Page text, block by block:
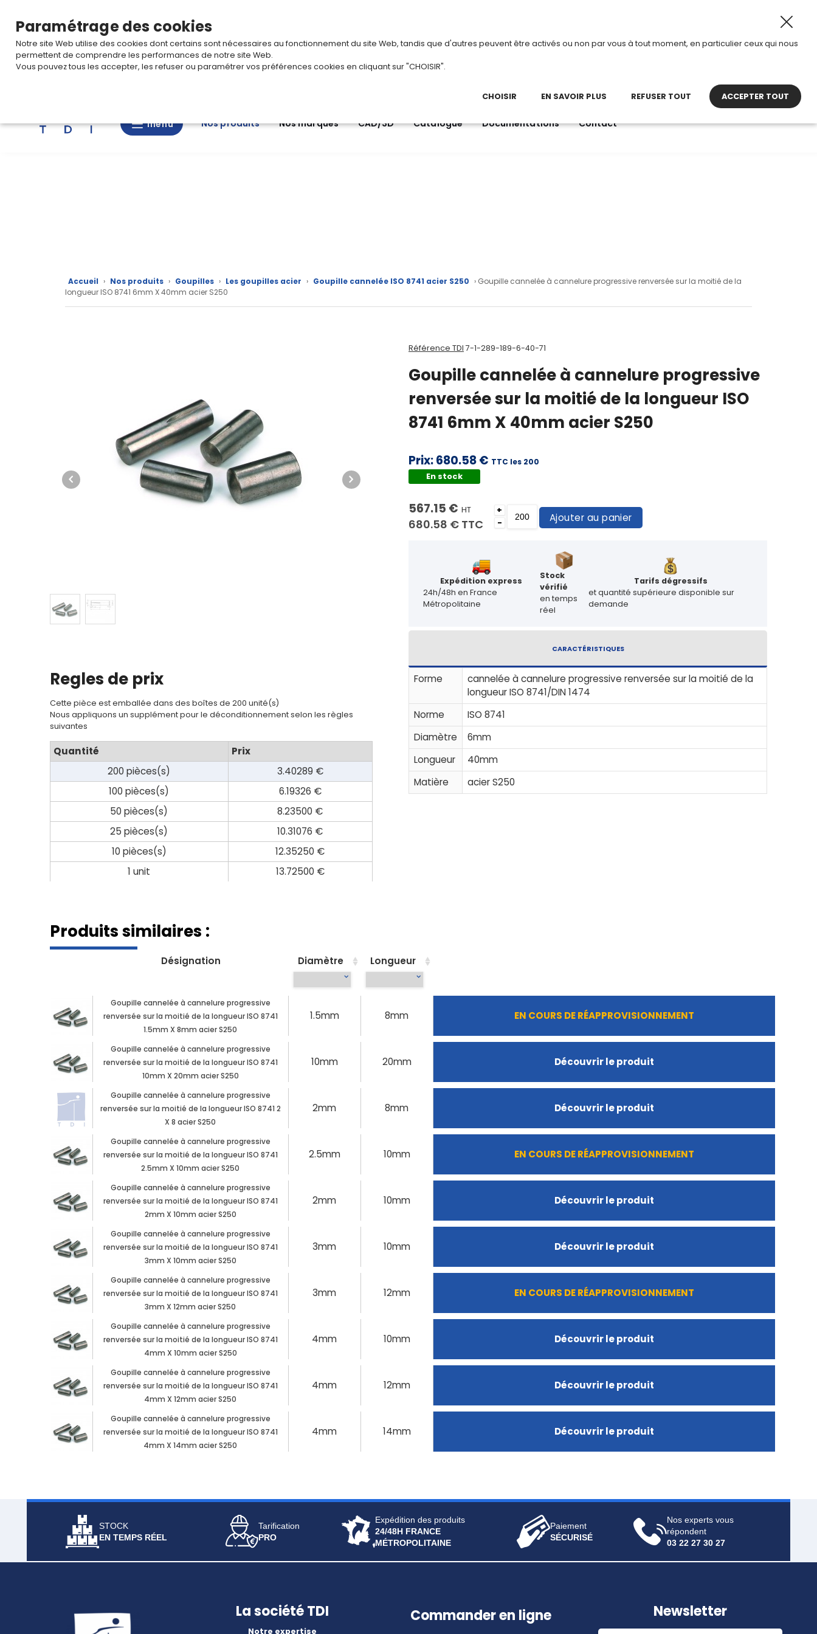
Du 3 au 28 août 2026, TDI passe en mode été. Horaires d’ouverture :
marques
panier
menu
menu Nos produits Nos marques CAD/3D Catalogue Documentations Contact
Accueil › Nos produits › Goupilles › Les goupilles acier › Goupille cannelée ISO 8741 acier S250 › Goupille cannelée à cannelure progressive renversée sur la moitié de la
longueur ISO 8741 6mm X 40mm acier S250
Regles de prix
Cette pièce est emballée dans des boîtes de 200 unité(s)
Nous appliquons un supplément pour le déconditionnement selon les règles
suivantes
Quantité
Prix
200 pièces(s)
3.40289 €
100 pièces(s)
6.19326 €
50 pièces(s)
8.23500 €
25 pièces(s)
10.31076 €
10 pièces(s)
12.35250 €
1 unit
13.72500 €
Référence TDI 7-1-289-189-6-40-71
Goupille cannelée à cannelure progressive
renversée sur la moitié de la longueur ISO
8741 6mm X 40mm acier S250
Prix:680.58 € TTC les 200
En stock
567.15 € HT
680.58 € TTC
+
-
Ajouter au panier
Expédition express
24h/48h en France
Métropolitaine
Stock
vérifié
en temps
réel
Tarifs dégressifs
et quantité supérieure disponible sur
demande
CARACTÉRISTIQUES
Forme
cannelée à cannelure progressive renversée sur la moitié de la
longueur ISO 8741/DIN 1474
Norme
ISO 8741
Diamètre
6mm
Longueur
40mm
Matière
acier S250
Produits similaires :
Désignation Diamètre Longueur
Goupille cannelée à cannelure progressive
renversée sur la moitié de la longueur ISO 8741
1.5mm X 8mm acier S250
1.5mm 8mm EN COURS DE RÉAPPROVISIONNEMENT
Goupille cannelée à cannelure progressive
renversée sur la moitié de la longueur ISO 8741
10mm X 20mm acier S250
10mm 20mm Découvrir le produit
Goupille cannelée à cannelure progressive
renversée sur la moitié de la longueur ISO 8741 2
X 8 acier S250
2mm 8mm Découvrir le produit
Goupille cannelée à cannelure progressive
renversée sur la moitié de la longueur ISO 8741
2.5mm X 10mm acier S250
2.5mm 10mm EN COURS DE RÉAPPROVISIONNEMENT
Goupille cannelée à cannelure progressive
renversée sur la moitié de la longueur ISO 8741
2mm X 10mm acier S250
2mm 10mm Découvrir le produit
Goupille cannelée à cannelure progressive
renversée sur la moitié de la longueur ISO 8741
3mm X 10mm acier S250
3mm 10mm Découvrir le produit
Goupille cannelée à cannelure progressive
renversée sur la moitié de la longueur ISO 8741
3mm X 12mm acier S250
3mm 12mm EN COURS DE RÉAPPROVISIONNEMENT
Goupille cannelée à cannelure progressive
renversée sur la moitié de la longueur ISO 8741
4mm X 10mm acier S250
4mm 10mm Découvrir le produit
Goupille cannelée à cannelure progressive
renversée sur la moitié de la longueur ISO 8741
4mm X 12mm acier S250
4mm 12mm Découvrir le produit
Goupille cannelée à cannelure progressive
renversée sur la moitié de la longueur ISO 8741
4mm X 14mm acier S250
4mm 14mm Découvrir le produit
STOCK
EN TEMPS RÉEL
Tarification
PRO
Expédition des produits
24/48H FRANCE
MÉTROPOLITAINE
Paiement
SÉCURISÉ
Nos experts vous
répondent
03 22 27 30 27
La société TDI
Notre expertise
Commander en ligne Newsletter
Paramétrage des cookies
Notre site Web utilise des cookies dont certains sont nécessaires au fonctionnement du site Web, tandis que d'autres peuvent être activés ou non par vous à tout moment, en particulier ceux qui nous
permettent de comprendre les performances de notre site Web.
Vous pouvez tous les accepter, les refuser ou paramétrer vos préférences cookies en cliquant sur "CHOISIR".
CHOISIR EN SAVOIR PLUS REFUSER TOUT ACCEPTER TOUT